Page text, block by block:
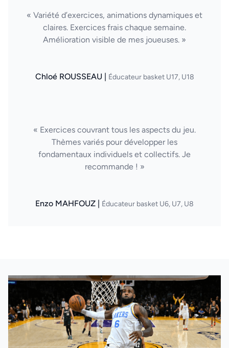
« Variété d’exercices, animations dynamiques et
claires. Exercices frais chaque semaine.
Amélioration visible de mes joueuses. »
Chloé ROUSSEAU | Éducateur basket U17, U18
« Exercices couvrant tous les aspects du jeu.
Thèmes variés pour développer les
fondamentaux individuels et collectifs. Je
recommande ! »
Enzo MAHFOUZ | Éducateur basket U6, U7, U8